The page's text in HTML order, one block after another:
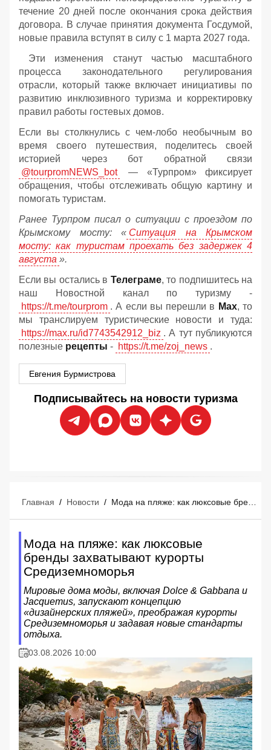
течение 20 дней после окончания срока действия
договора. В случае принятия документа Госдумой,
новые правила вступят в силу с 1 марта 2027 года.
Эти изменения станут частью масштабного
процесса законодательного регулирования
отрасли, который также включает инициативы по
развитию инклюзивного туризма и корректировку
правил работы гостевых домов.
Если вы столкнулись с чем-лобо необычным во
время своего путешествия, поделитесь своей
историей через бот обратной связи
@tourpromNEWS_bot
— «Турпром» фиксирует
обращения, чтобы отслеживать общую картину и
помогать туристам.
Ранее Турпром писал о ситуации с проездом по
Крымскому мосту: « Ситуация на Крымском
мосту: как туристам проехать без задержек 4
августа ».
Если вы остались в Телеграме, то подпишитесь на
наш Новостной канал по туризму -
https://t.me/tourprom . А если вы перешли в Мах, то
мы транслируем туристические новости и туда:
https://max.ru/id7743542912_biz . А тут публикуются
полезные рецепты - https://t.me/zoj_news .
Евгения Бурмистрова
Подписывайтесь на новости туризма
Главная / Новости / Мода на пляже: как люксовые бренды захватывают курорты Средиземноморья
Мода на пляже: как люксовые
бренды захватывают курорты
Средиземноморья
Мировые дома моды, включая Dolce & Gabbana и
Jacquemus, запускают концепцию
«дизайнерских пляжей», преображая курорты
Средиземноморья и задавая новые стандарты
отдыха.
03.08.2026 10:00